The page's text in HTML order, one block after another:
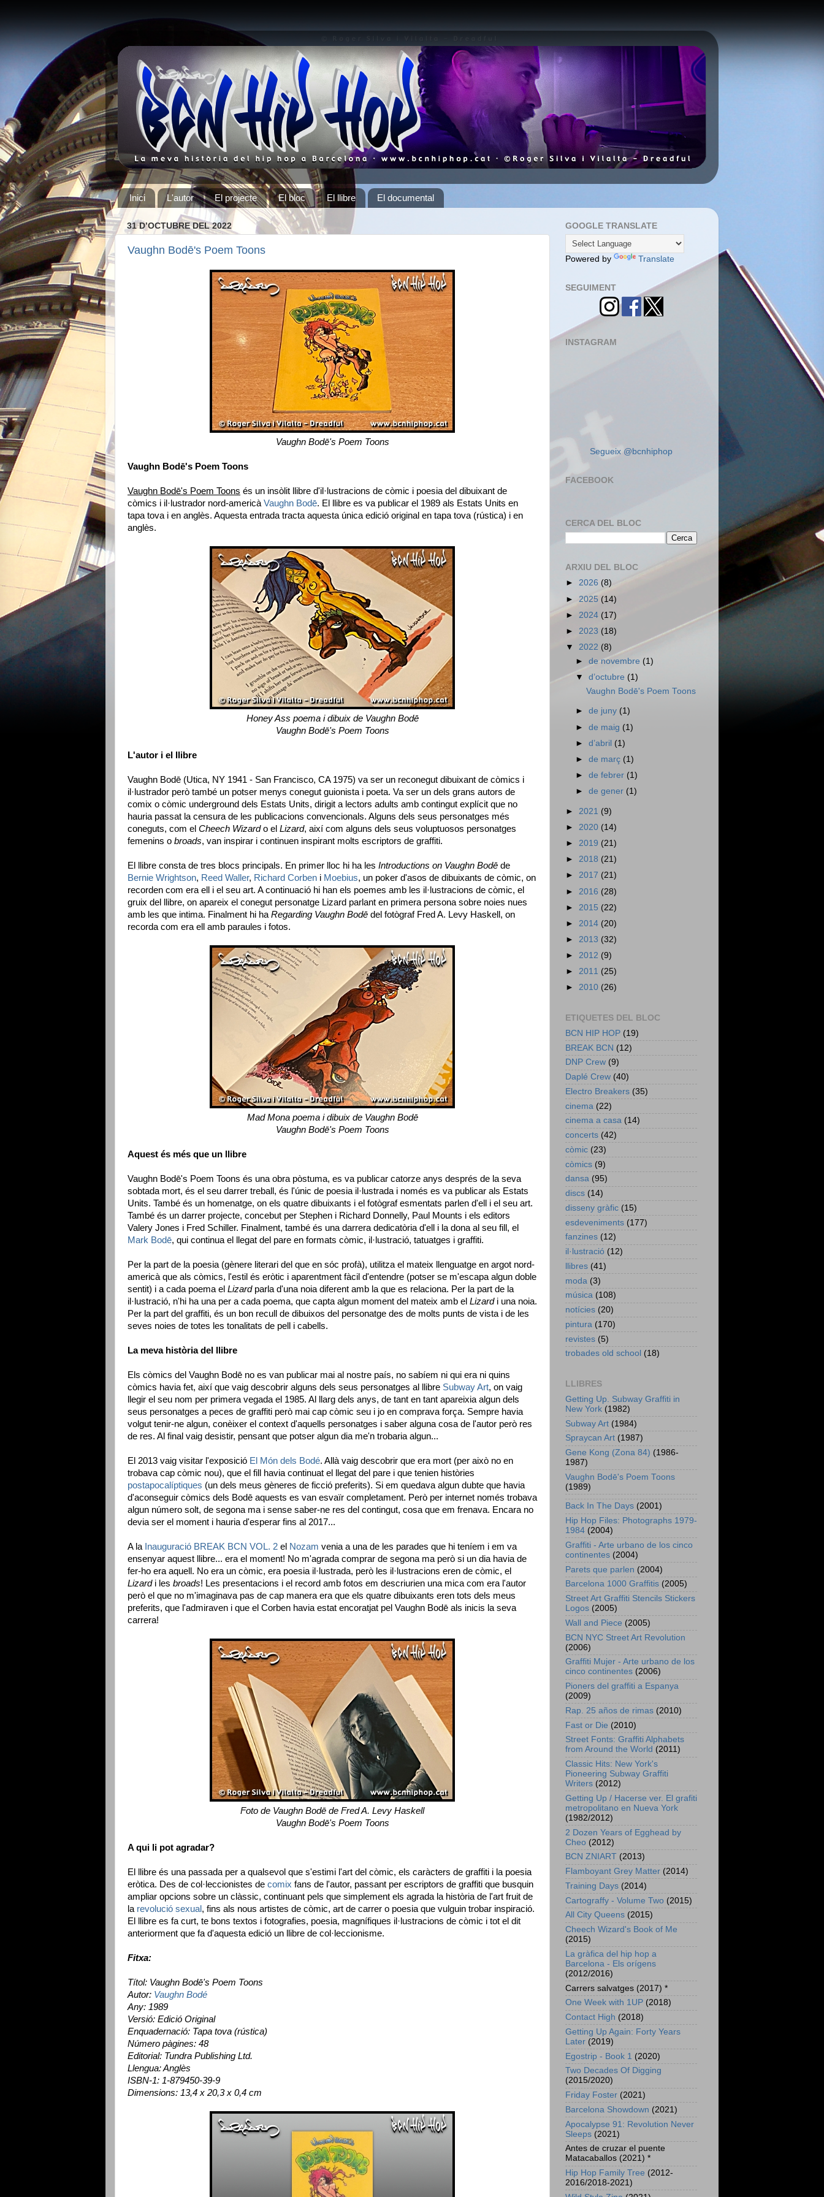
Inici L'autor El projecte El bloc El llibre El documental
31 D’OCTUBRE DEL 2022
Vaughn Bodē's Poem Toons
Vaughn Bodē's Poem Toons
Vaughn Bodē's Poem Toons
Vaughn Bodē's Poem Toons és un insòlit llibre d'il·lustracions de còmic i poesia del dibuixant de
còmics i il·lustrador nord-americà Vaughn Bodē. El llibre es va publicar el 1989 als Estats Units en
tapa tova i en anglès. Aquesta entrada tracta aquesta única edició original en tapa tova (rústica) i en
anglès.
Honey Ass poema i dibuix de Vaughn Bodē
Vaughn Bodē's Poem Toons
L'autor i el llibre
Vaughn Bodē (Utica, NY 1941 - San Francisco, CA 1975) va ser un reconegut dibuixant de còmics i
il·lustrador però també un potser menys conegut guionista i poeta. Va ser un dels grans autors de
comix o còmic underground dels Estats Units, dirigit a lectors adults amb contingut explícit que no
hauria passat la censura de les publicacions convencionals. Alguns dels seus personatges més
coneguts, com el Cheech Wizardo el Lizard, així com alguns dels seus voluptuosos personatges
femenins o broads, van inspirar i continuen inspirant molts escriptors de graffiti.
El llibre consta de tres blocs principals. En primer lloc hi ha les Introductions on Vaughn Bodē de
Bernie Wrightson, Reed Waller, Richard Corben i Moebius, un poker d'asos de dibuixants de còmic, on
recorden com era ell i el seu art. A continuació hi han els poemes amb les il·lustracions de còmic, el
gruix del llibre, on apareix el conegut personatge Lizard parlant en primera persona sobre noies nues
amb les que intima. Finalment hi ha Regarding Vaughn Bodē del fotògraf Fred A. Levy Haskell, on
recorda com era ell amb paraules i fotos.
Mad Mona poema i dibuix de Vaughn Bodē
Vaughn Bodē's Poem Toons
Aquest és més que un llibre
Vaughn Bodē's Poem Toons és una obra pòstuma, es va publicar catorze anys després de la seva
sobtada mort, és el seu darrer treball, és l'únic de poesia il·lustrada i només es va publicar als Estats
Units. També és un homenatge, on els quatre dibuixants i el fotògraf esmentats parlen d'ell i el seu art.
També és un darrer projecte, concebut per Stephen i Richard Donnelly, Paul Mounts i els editors
Valery Jones i Fred Schiller. Finalment, també és una darrera dedicatòria d'ell i la dona al seu fill, el
Mark Bodē, qui continua el llegat del pare en formats còmic, il·lustració, tatuatges i graffiti.
Per la part de la poesia (gènere literari del que en sóc profà), utilitza el mateix llenguatge en argot nord-
americà que als còmics, l'estil és eròtic i aparentment fàcil d'entendre (potser se m'escapa algun doble
sentit) i a cada poema el Lizardparla d'una noia diferent amb la que es relaciona. Per la part de la
il·lustració, n'hi ha una per a cada poema, que capta algun moment del mateix amb el Lizardi una noia.
Per la part del graffiti, és un bon recull de dibuixos del personatge des de molts punts de vista i de les
seves noies de totes les tonalitats de pell i cabells.
La meva història del llibre
Els còmics del Vaughn Bodē no es van publicar mai al nostre país, no sabíem ni qui era ni quins
còmics havia fet, així que vaig descobrir alguns dels seus personatges al llibre Subway Art, on vaig
llegir el seu nom per primera vegada el 1985. Al llarg dels anys, de tant en tant apareixia algun dels
seus personatges a peces de graffiti però mai cap còmic seu i jo en comprava força. Sempre havia
volgut tenir-ne algun, conèixer el context d'aquells personatges i saber alguna cosa de l'autor però res
de res. Al final vaig desistir, pensant que potser algun dia me'n trobaria algun...
El 2013 vaig visitar l'exposició El Món dels Bodé. Allà vaig descobrir que era mort (per això no en
trobava cap còmic nou), que el fill havia continuat el llegat del pare i que tenien històries
postapocalíptiques (un dels meus gèneres de ficció preferits). Si em quedava algun dubte que havia
d'aconseguir còmics dels Bodē aquests es van esvaïr completament. Però per internet només trobava
algun número solt, de segona ma i sense saber-ne res del contingut, cosa que em frenava. Encara no
devia ser el moment i hauria d'esperar fins al 2017...
A la Inauguració BREAK BCN VOL. 2 el Nozam venia a una de les parades que hi teníem i em va
ensenyar aquest llibre... era el moment! No m'agrada comprar de segona ma però si un dia havia de
fer-ho era aquell. No era un còmic, era poesia il·lustrada, però les il·lustracions eren de còmic, el
Lizardi les broads! Les presentacions i el record amb fotos em descriurien una mica com era l'autor
però el que no m'imaginava pas de cap manera era que els quatre dibuixants eren tots dels meus
preferits, que l'admiraven i que el Corben havia estat encoratjat pel Vaughn Bodē als inicis la seva
carrera!
Foto de Vaughn Bodē de Fred A. Levy Haskell
Vaughn Bodē's Poem Toons
A qui li pot agradar?
El llibre és una passada per a qualsevol que s'estimi l'art del còmic, els caràcters de graffiti i la poesia
eròtica. Des de col·leccionistes de comix fans de l'autor, passant per escriptors de graffiti que busquin
ampliar opcions sobre un clàssic, continuant pels que simplement els agrada la història de l'art fruit de
la revolució sexual, fins als nous artistes de còmic, art de carrer o poesia que vulguin trobar inspiració.
El llibre es fa curt, te bons textos i fotografies, poesia, magnífiques il·lustracions de còmic i tot el dit
anteriorment que fa d'aquesta edició un llibre de col·leccionisme.
Fitxa:
Títol: Vaughn Bodē's Poem Toons
Autor: Vaughn Bodé
Any: 1989
Versió: Edició Original
Enquadernació: Tapa tova (rústica)
Número pàgines: 48
Editorial: Tundra Publishing Ltd.
Llengua: Anglès
ISBN-1: 1-879450-39-9
Dimensions: 13,4 x 20,3 x 0,4 cm
GOOGLE TRANSLATE
Powered by Translate
SEGUIMENT
INSTAGRAM
Segueix @bcnhiphop
FACEBOOK
CERCA DEL BLOC
ARXIU DEL BLOC
► 2026 (8)
► 2025 (14)
► 2024 (17)
► 2023 (18)
▼ 2022 (8)
►de novembre (1)
▼d’octubre (1)
Vaughn Bodē's Poem Toons
►de juny (1)
►de maig (1)
►d’abril (1)
►de març (1)
►de febrer (1)
►de gener (1)
► 2021 (9)
► 2020 (14)
► 2019 (21)
► 2018 (21)
► 2017 (21)
► 2016 (28)
► 2015 (22)
► 2014 (20)
► 2013 (32)
► 2012 (9)
► 2011 (25)
► 2010 (26)
ETIQUETES DEL BLOC
BCN HIP HOP (19)
BREAK BCN (12)
DNP Crew (9)
Daplé Crew (40)
Electro Breakers (35)
cinema (22)
cinema a casa (14)
concerts (42)
còmic (23)
còmics (9)
dansa (95)
discs (14)
disseny gràfic (15)
esdeveniments (177)
fanzines (12)
il·lustració (12)
llibres (41)
moda (3)
música (108)
notícies (20)
pintura (170)
revistes (5)
trobades old school (18)
LLIBRES
Getting Up. Subway Graffiti in
New York (1982)
Subway Art (1984)
Spraycan Art (1987)
Gene Kong (Zona 84) (1986-
1987)
Vaughn Bodē's Poem Toons
(1989)
Back In The Days (2001)
Hip Hop Files: Photographs 1979-
1984 (2004)
Graffiti - Arte urbano de los cinco
continentes (2004)
Parets que parlen (2004)
Barcelona 1000 Graffitis (2005)
Street Art Graffiti Stencils Stickers
Logos (2005)
Wall and Piece (2005)
BCN NYC Street Art Revolution
(2006)
Graffiti Mujer - Arte urbano de los
cinco continentes (2006)
Pioners del graffiti a Espanya
(2009)
Rap. 25 años de rimas (2010)
Fast or Die (2010)
Street Fonts: Graffiti Alphabets
from Around the World (2011)
Classic Hits: New York's
Pioneering Subway Graffiti
Writers (2012)
Getting Up / Hacerse ver. El grafiti
metropolitano en Nueva York
(1982/2012)
2 Dozen Years of Egghead by
Cheo (2012)
BCN ZNIART (2013)
Flamboyant Grey Matter (2014)
Training Days (2014)
Cartograffy - Volume Two (2015)
All City Queens (2015)
Cheech Wizard's Book of Me
(2015)
La gràfica del hip hop a
Barcelona - Els orígens
(2012/2016)
Carrers salvatges (2017) *
One Week with 1UP (2018)
Contact High (2018)
Getting Up Again: Forty Years
Later (2019)
Egostrip - Book 1 (2020)
Two Decades Of Digging
(2015/2020)
Friday Foster (2021)
Barcelona Showdown (2021)
Apocalypse 91: Revolution Never
Sleeps (2021)
Antes de cruzar el puente
Matacaballos (2021) *
Hip Hop Family Tree (2012-
2016/2018-2021)